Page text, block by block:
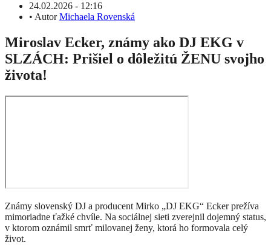
24.02.2026 - 12:16
• AutorMichaela Rovenská
Miroslav Ecker, známy ako DJ EKG v
SLZÁCH: Prišiel o dôležitú ŽENU svojho
života!
Známy slovenský DJ a producent Mirko „DJ EKG“ Ecker prežíva
mimoriadne ťažké chvíle. Na sociálnej sieti zverejnil dojemný status,
v ktorom oznámil smrť milovanej ženy, ktorá ho formovala celý
život.